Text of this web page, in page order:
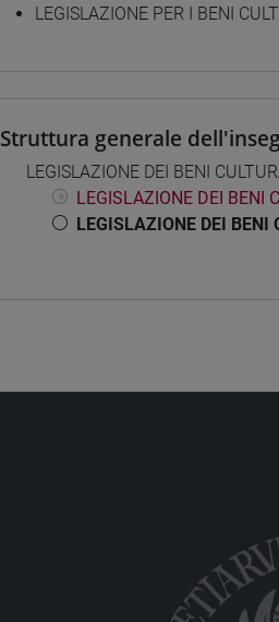
LEGISLAZIONE PER I BENI
Struttura generale
LEGISLAZIONE DEI BENI
LEGISLAZIONE DEI BENI
LEGISLAZIONE DEI